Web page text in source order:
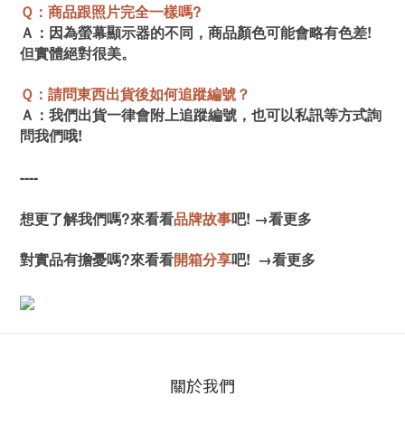
Ｑ：商品跟照片完全一樣嗎?
Ａ：因為螢幕顯示器的不同，商品顏色可能會略有色差!
但實體絕對很美。
Ｑ：請問東西出貨後如何追蹤編號？
Ａ：我們出貨一律會附上追蹤編號，也可以私訊等方式詢
問我們哦!
----
想更了解我們嗎?來看看品牌故事吧! →看更多
對實品有擔憂嗎?來看看開箱分享吧! →看更多
關於我們